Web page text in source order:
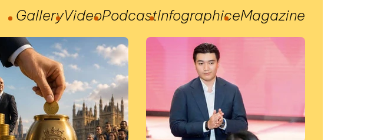
GalleryVideoPodcastInfographiceMagazine